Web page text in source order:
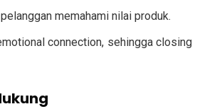
memahami nilai produk.
connection, sehingga closing